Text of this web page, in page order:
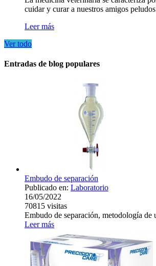
cuidar y curar a nuestros amigos
Leer más
Ver todo
Entradas de blog populares
Embudo de separación
Publicado en: Laboratorio
16/05/2022
70815 visitas
Embudo de separación, metodología de
Leer más